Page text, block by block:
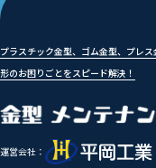
プラスチック金型、ゴム金型、プレ
形のお困りごとをスピード解決！
運営会社：